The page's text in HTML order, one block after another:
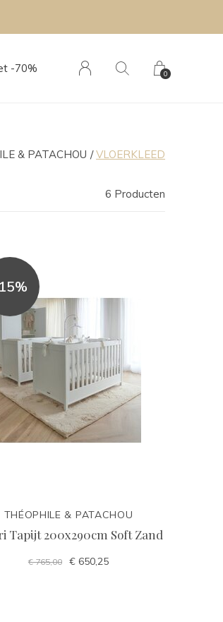
-70% 0
& PATACHOU VLOERKLEED
6 Producten
THÉOPHILE & PATACHOU
Tapijt 200x290cm Soft Zand
€ 765,00 € 650,25